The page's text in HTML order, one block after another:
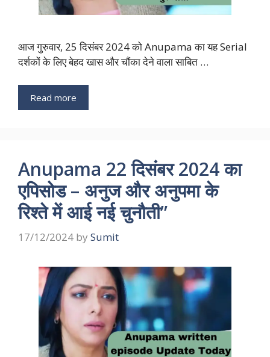
आज गुरुवार, 25 दिसंबर 2024 को Anupama का यह Serial
दर्शकों के लिए बेहद खास और चौंका देने वाला साबित …
Read more
Anupama 22 दिसंबर 2024 का
एपिसोड – अनुज और अनुपमा के
रिश्ते में आई नई चुनौती”
17/12/2024 by Sumit